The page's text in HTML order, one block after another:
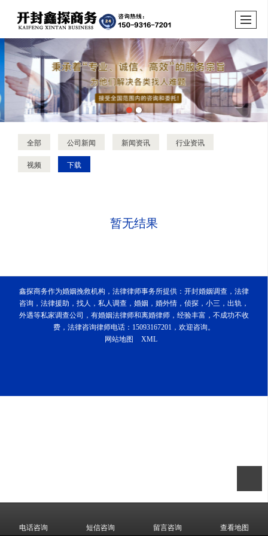
全部 公司新闻 新闻资讯 行业资讯
视频 下载
暂无结果
鑫探商务作为婚姻挽救机构，法律律师事务所提供：开封婚姻调查，法律
咨询，法律援助，找人，私人调查，婚姻，婚外情，侦探，小三，出轨，
外遇等私家调查公司，有婚姻法律师和离婚律师，经验丰富，不成功不收
费，法律咨询律师电话：15093167201，欢迎咨询。
网站地图
XML
电话咨询 短信咨询 留言咨询 查看地图